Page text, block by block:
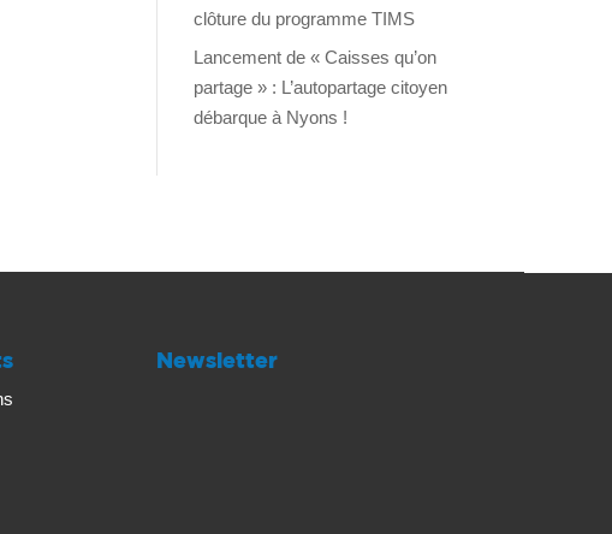
clôture du programme TIMS
Lancement de « Caisses qu’on
partage » : L’autopartage citoyen
débarque à Nyons !
Newsletter